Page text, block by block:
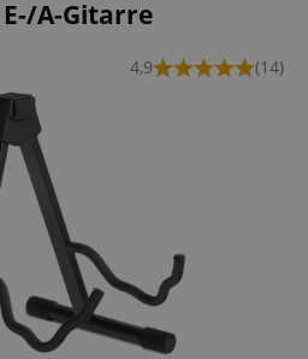
A-Gitarre
4,9 (14)